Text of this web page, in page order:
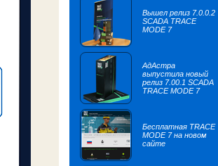
Вышел релиз 7.0.0.2
SCADA TRACE
MODE 7
АдАстра
выпустила новый
релиз 7.00.1 SCADA
TRACE MODE 7
Бесплатная TRACE
MODE 7 на новом
сайте